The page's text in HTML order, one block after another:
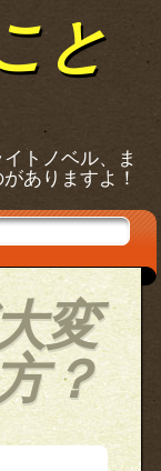
と
トノベル、ま
ありますよ！
変
？